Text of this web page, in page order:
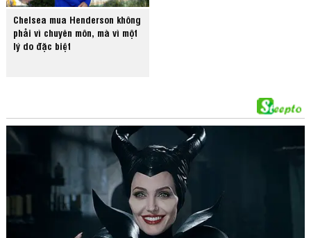
Chelsea mua Henderson không
phải vì chuyên môn, mà vì một
lý do đặc biệt